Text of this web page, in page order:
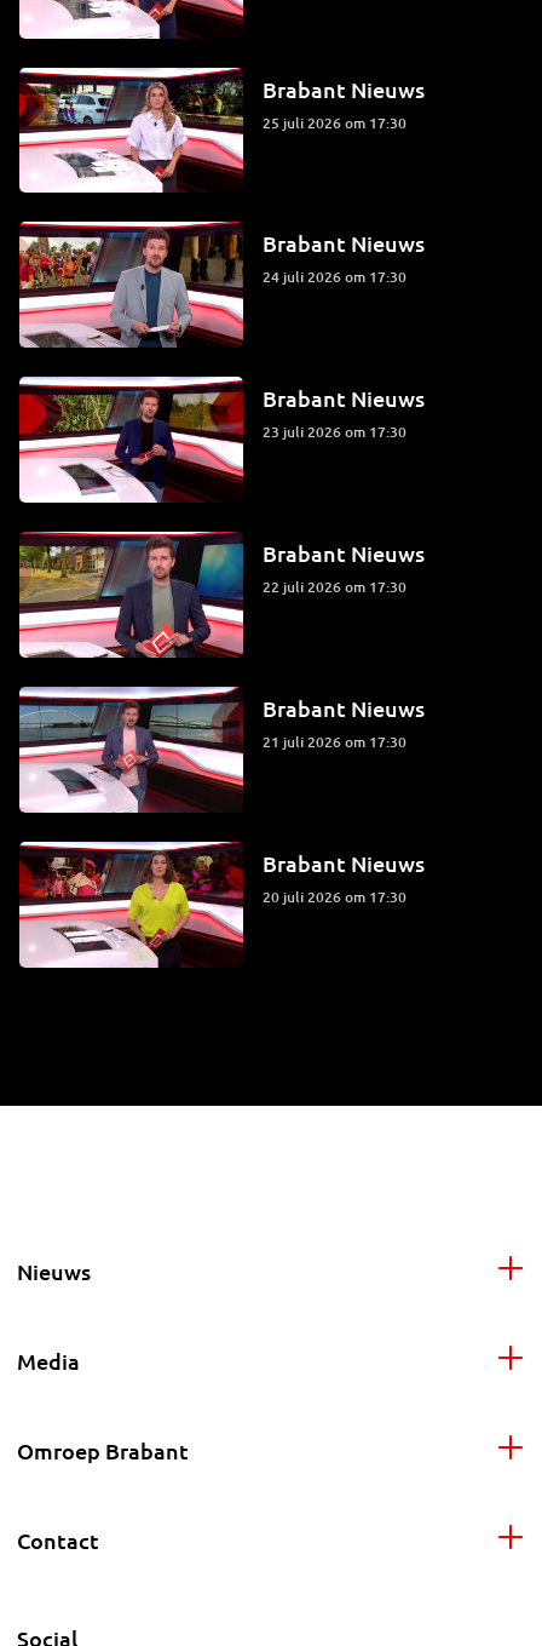
Brabant Nieuws
25 juli 2026 om 17:30
Brabant Nieuws
24 juli 2026 om 17:30
Brabant Nieuws
23 juli 2026 om 17:30
Brabant Nieuws
22 juli 2026 om 17:30
Brabant Nieuws
21 juli 2026 om 17:30
Brabant Nieuws
20 juli 2026 om 17:30
Nieuws
Media
Omroep Brabant
Contact
Social